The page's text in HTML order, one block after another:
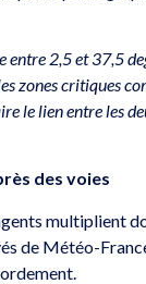
entre 2,5 et 37,5
zones critiques
le lien entre les
des voies
multiplient
de Météo-